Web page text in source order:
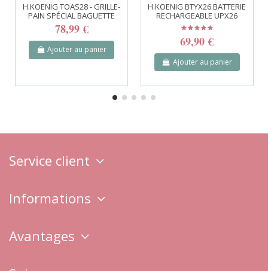
H.KOENIG TOAS28 - GRILLE-
PAIN SPÉCIAL BAGUETTE
78,99 €
Ajouter au panier
H.KOENIG BTYX26 BATTERIE
RECHARGEABLE UPX26
69,90 €
Ajouter au panier
Service client
Informations
Avantages